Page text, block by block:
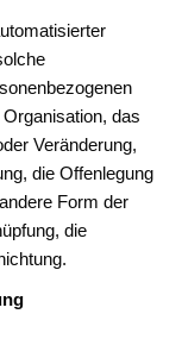
das
Veränderung,
die Offenlegung
Form der
die